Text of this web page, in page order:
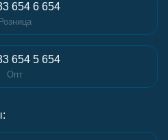
654 6 654
Розница
654 5 654
Опт